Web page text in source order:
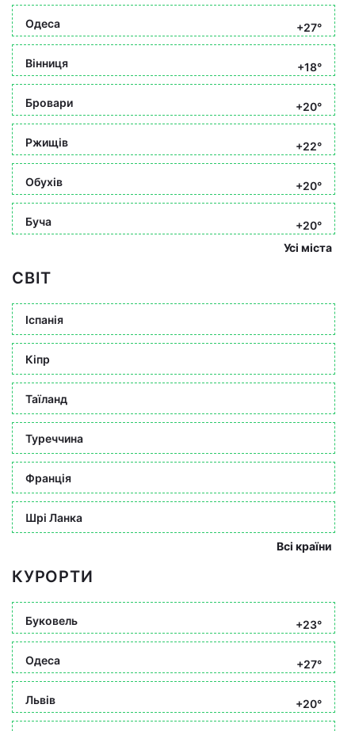
Одеса +27°
Вінниця +18°
Бровари +20°
Ржищів +22°
Обухів +20°
Буча
+20°
Усі міста
СВІТ
Іспанія
Кіпр
Таїланд
Туреччина
Франція
Шрі Ланка
Всі країни
КУРОРТИ
Буковель +23°
Одеса +27°
Львів +20°